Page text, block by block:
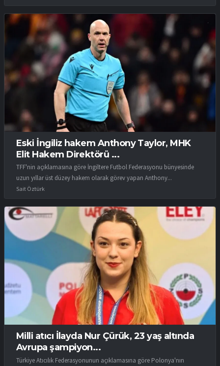
Eski İngiliz hakem Anthony Taylor, MHK
Elit Hakem Direktörü ...
TFF'nin açıklamasına göre İngiltere Futbol Federasyonu bünyesinde
uzun yıllar üst düzey hakem olarak görev yapan Anthony...
Sait Öztürk
Milli atıcı İlayda Nur Çürük, 23 yaş altında
Avrupa şampiyon...
Türkiye Atıcılık Federasyonunun açıklamasına göre Polonya'nın